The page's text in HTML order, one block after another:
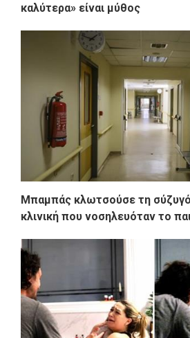
καλύτερα» είναι μύθος
Μπαμπάς κλωτσούσε τη
κλινική που νοσηλευόταν το